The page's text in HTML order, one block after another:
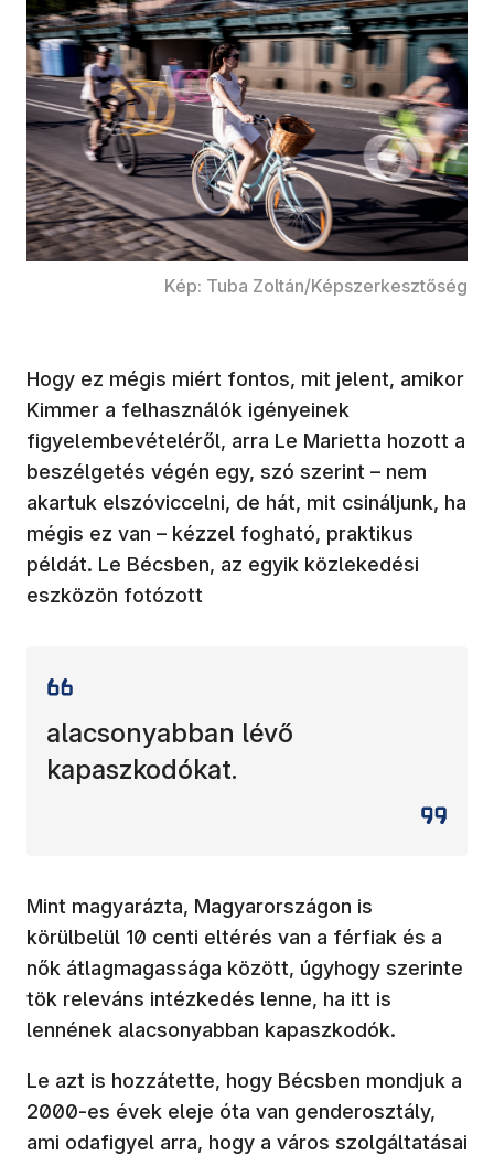
Kép: Tuba Zoltán/Képszerkesztőség
Hogy ez mégis miért fontos, mit jelent, amikor
Kimmer a felhasználók igényeinek
figyelembevételéről, arra Le Marietta hozott a
beszélgetés végén egy, szó szerint – nem
akartuk elszóviccelni, de hát, mit csináljunk, ha
mégis ez van – kézzel fogható, praktikus
példát. Le Bécsben, az egyik közlekedési
eszközön fotózott
alacsonyabban lévő
kapaszkodókat.
Mint magyarázta, Magyarországon is
körülbelül 10 centi eltérés van a férfiak és a
nők átlagmagassága között, úgyhogy szerinte
tök releváns intézkedés lenne, ha itt is
lennének alacsonyabban kapaszkodók.
Le azt is hozzátette, hogy Bécsben mondjuk a
2000-es évek eleje óta van genderosztály,
ami odafigyel arra, hogy a város szolgáltatásai